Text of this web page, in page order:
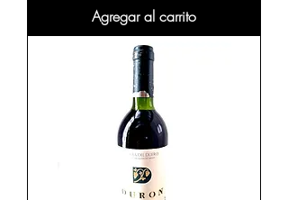
Agregar al carrito